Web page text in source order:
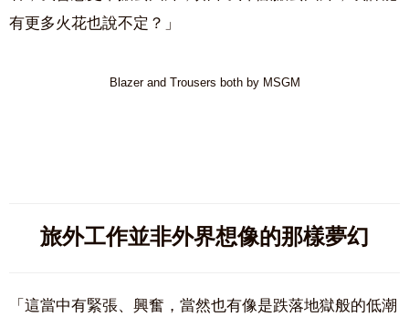
有更多火花也說不定？」
Blazer and Trousers both by MSGM
旅外工作並非外界想像的那樣夢幻
「這當中有緊張、興奮，當然也有像是跌落地獄般的低潮